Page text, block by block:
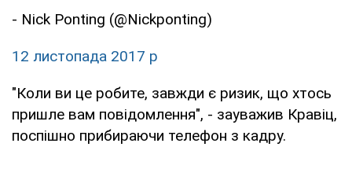
- Nick Ponting (@Nickponting)
12 листопада 2017 р
"Коли ви це робите, завжди є ризик, що хтось
пришле вам повідомлення", - зауважив Кравіц,
поспішно прибираючи телефон з кадру.